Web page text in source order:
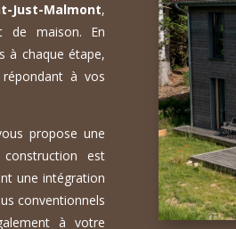
Just-Malmont,
de maison. En
à chaque étape,
à vos
propose une
est
une intégration
conventionnels
à votre